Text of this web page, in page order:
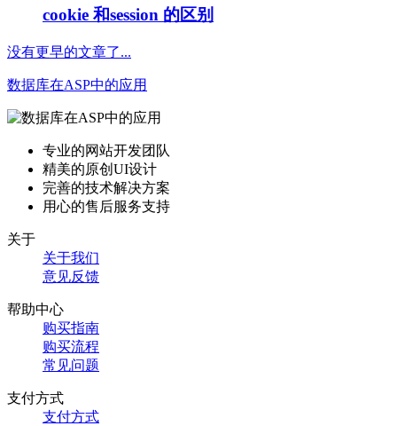
cookie 和session 的区别
没有更早的文章了...
数据库在ASP中的应用
专业的网站开发团队
精美的原创UI设计
完善的技术解决方案
用心的售后服务支持
关于
关于我们
意见反馈
帮助中心
购买指南
购买流程
常见问题
支付方式
支付方式